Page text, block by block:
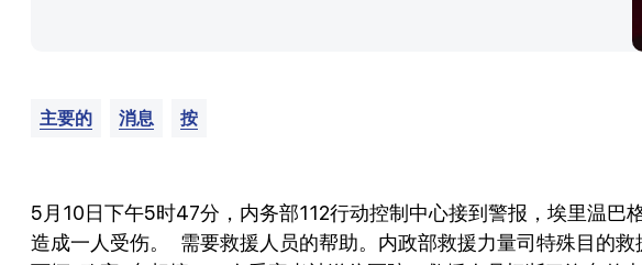
主要的 消息 按
5月10日下午5时47分，内务部112行动控制中心接到警报，埃里温巴
造成一人受伤。 需要救援人员的帮助。内政部救援力量司特殊目的救